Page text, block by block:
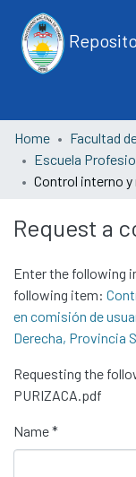
Home
Request a
Enter the following
following item:
en comisión de
Derecha, Provincia
Requesting the
PURIZACA.pdf
Name *